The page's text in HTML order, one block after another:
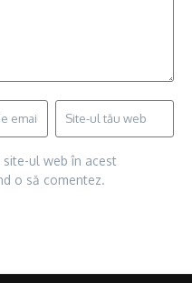
site-ul web în acest
o să comentez.